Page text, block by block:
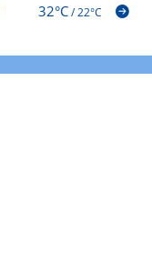
32°C/22°C